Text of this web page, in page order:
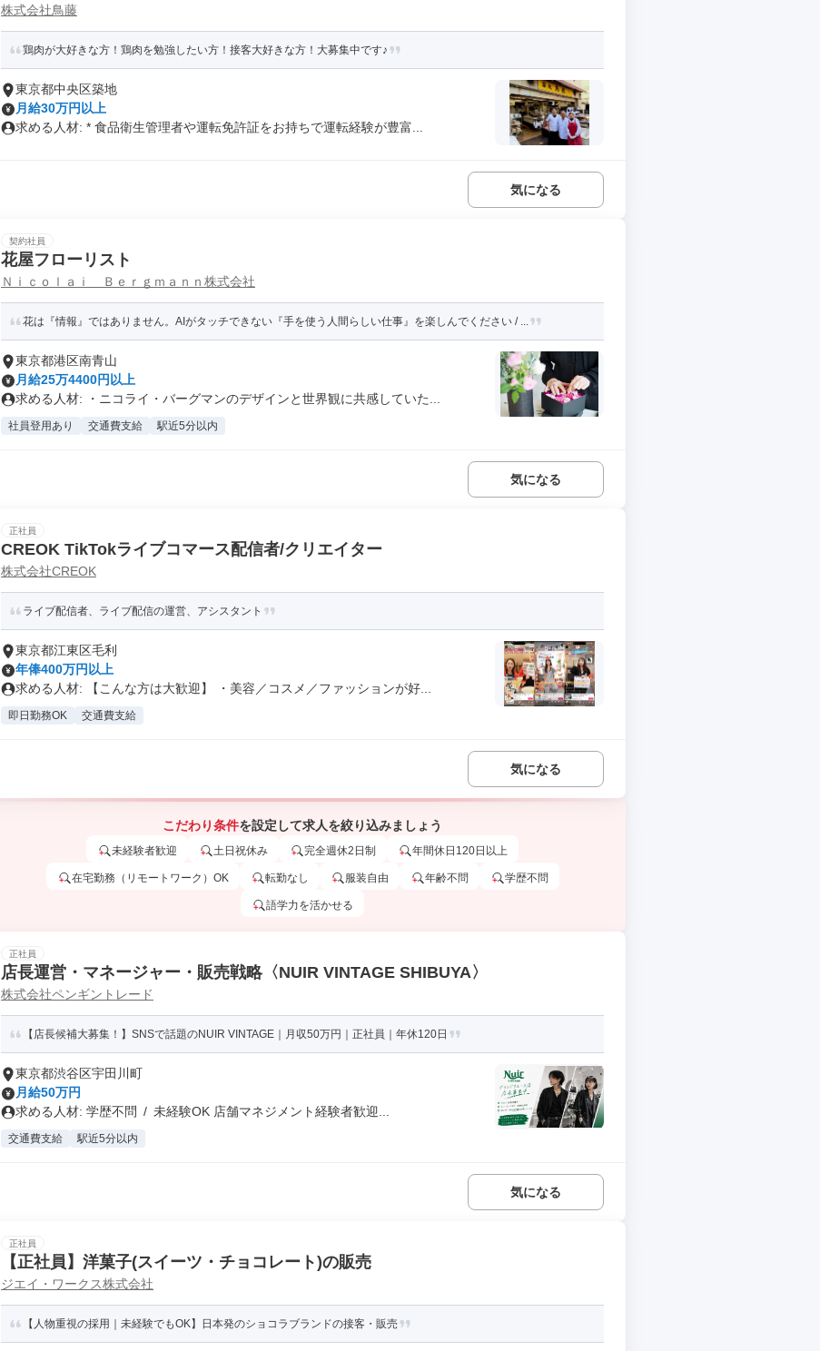
株式会社鳥藤
鶏肉が大好きな方！鶏肉を勉強したい方！接客大好きな方！大募集中です♪
東京都中央区築地
月給30万円以上
求める人材: * 食品衛生管理者や運転免許証をお持ちで運転経験が豊富...
気になる
契約社員
花屋フローリスト
Ｎｉｃｏｌａｉ Ｂｅｒｇｍａｎｎ株式会社
花は『情報』ではありません。AIがタッチできない『手を使う人間らしい仕事』を楽しんでください / ...
東京都港区南青山
月給25万4400円以上
求める人材: ・ニコライ・バーグマンのデザインと世界観に共感していた...
社員登用あり 交通費支給 駅近5分以内
気になる
正社員
CREOK TikTokライブコマース配信者/クリエイター
株式会社CREOK
ライブ配信者、ライブ配信の運営、アシスタント
東京都江東区毛利
年俸400万円以上
求める人材: 【こんな方は大歓迎】 ・美容／コスメ／ファッションが好...
即日勤務OK 交通費支給
気になる
こだわり条件を設定して求人を絞り込みましょう
未経験者歓迎 土日祝休み 完全週休2日制 年間休日120日以上
在宅勤務（リモートワーク）OK 転勤なし 服装自由 年齢不問 学歴不問
語学力を活かせる
正社員
店長運営・マネージャー・販売戦略〈NUIR VINTAGE SHIBUYA〉
株式会社ペンギントレード
【店長候補大募集！】SNSで話題のNUIR VINTAGE｜月収50万円｜正社員｜年休120日
東京都渋谷区宇田川町
月給50万円
求める人材: 学歴不問 / 未経験OK 店舗マネジメント経験者歓迎...
交通費支給 駅近5分以内
気になる
正社員
【正社員】洋菓子(スイーツ・チョコレート)の販売
ジエイ・ワークス株式会社
【人物重視の採用｜未経験でもOK】日本発のショコラブランドの接客・販売